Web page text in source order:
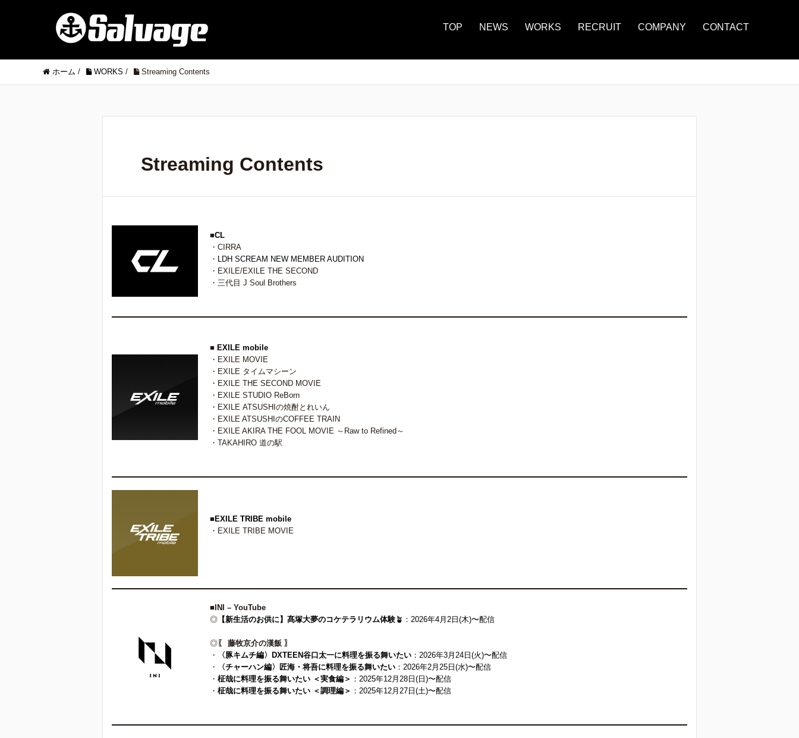
TOP NEWS WORKS RECRUIT COMPANY CONTACT
ホーム / WORKS / Streaming Contents
Streaming Contents
■CL
・CIRRA
・ LDH SCREAM NEW MEMBER AUDITION
・EXILE/EXILE THE SECOND
・三代目 J Soul Brothers
■ EXILE mobile
・EXILE MOVIE
・EXILE タイムマシーン
・EXILE THE SECOND MOVIE
・EXILE STUDIO ReBorn
・EXILE ATSUSHIの焼酎とれいん
・EXILE ATSUSHIのCOFFEE TRAIN
・EXILE AKIRA THE FOOL MOVIE ～Raw to Refined～
・TAKAHIRO 道の駅
■ EXILE TRIBE mobile
・EXILE TRIBE MOVIE
■INI – YouTube
◎ 【新生活のお供に】髙塚大夢のコケテラリウム体験 🪴：2026年4月2日(木)〜配信
◎ 〖 藤牧京介の漢飯 〗
・
〈豚キムチ編〉DXTEEN谷口太一に料理を振る舞いたい ：2026年3月24日(火)〜配信
・
〈チャーハン編〉匠海・将吾に料理を振る舞いたい ：2026年2月25日(水)〜配信
・柾哉に料理を振る舞いたい ＜実食編＞ ：2025年12月28日(日)〜配信
・柾哉に料理を振る舞いたい ＜調理編＞ ：2025年12月27日(土)〜配信